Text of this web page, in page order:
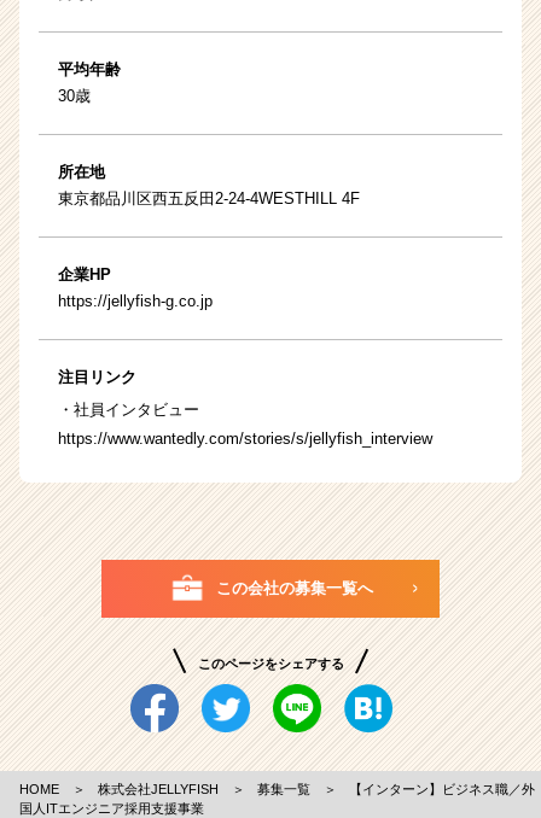
平均年齢
30歳
所在地
東京都品川区西五反田2-24-4WESTHILL 4F
企業HP
https://jellyfish-g.co.jp
注目リンク
・社員インタビュー
https://www.wantedly.com/stories/s/jellyfish_interview
この会社の募集一覧へ
このページをシェアする
HOME ＞ 株式会社JELLYFISH ＞ 募集一覧 ＞
【インターン】ビジネス職／外
国人ITエンジニア採用支援事業